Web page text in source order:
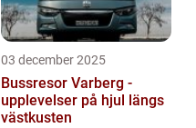
03 december 2025
Bussresor Varberg -
upplevelser på hjul längs
västkusten